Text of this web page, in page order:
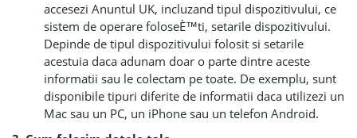
accesezi Anuntul UK, incluzand tipul dispozitivului, ce
sistem de operare foloseÈ™ti, setarile dispozitivului.
Depinde de tipul dispozitivului folosit si setarile
acestuia daca adunam doar o parte dintre aceste
informatii sau le colectam pe toate. De exemplu, sunt
disponibile tipuri diferite de informatii daca utilizezi un
Mac sau un PC, un iPhone sau un telefon Android.